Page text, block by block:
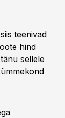
teenivad
hind
sellele